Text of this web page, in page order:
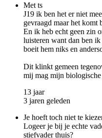
Met ts
J19 ik ben het er niet
gevraagd maar het komt
En ik heb echt geen zin
luisteren want dan ben
boeit hem niks en
Dit klinkt gemeen
mij mag mijn
13 jaar
3 jaren geleden
Je hoeft toch niet te
Logeer je bij je echte
stiefvader thuis?